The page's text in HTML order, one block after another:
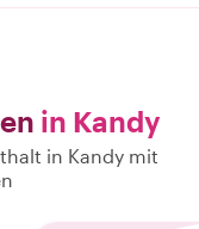
in Kandy
in Kandy mit